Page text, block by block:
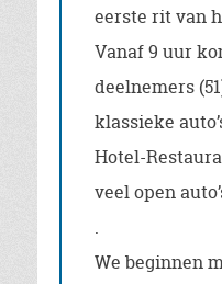
eerste rit van
Vanaf 9 uur
deelnemers
klassieke
Hotel-
veel open
.
We beginnen